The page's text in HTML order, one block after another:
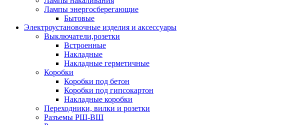
Лампы энергосберегающие
Бытовые
Электроустановочные изделия и аксессуары
Выключатели,розетки
Встроенные
Накладные
Накладные герметичные
Коробки
Коробки под бетон
Коробки под гипсокартон
Накладные коробки
Переходники, вилки и розетки
Разъемы РШ-ВШ